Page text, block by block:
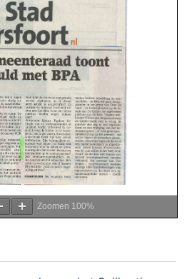
Zoomen 100%